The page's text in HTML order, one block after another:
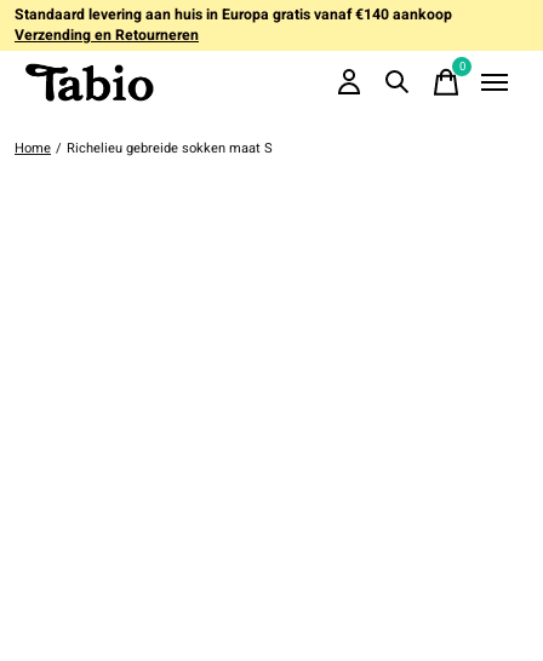
Standaard levering aan huis in Europa gratis vanaf €140 aankoop
Verzending en Retourneren
0items
Home / Richelieu gebreide sokken maat S